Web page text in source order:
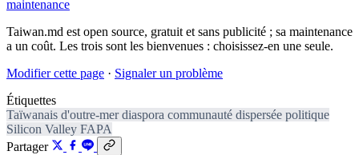
maintenance
Taiwan.md est open source, gratuit et sans publicité ; sa maintenance
a un coût. Les trois sont les bienvenues : choisissez-en une seule.
Modifier cette page · Signaler un problème
Étiquettes
Taïwanais d'outre-merdiaspora communauté dispersée politique
Silicon Valley FAPA
Partager